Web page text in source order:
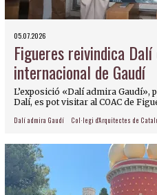
05.07.2026
Figueres reivindica
internacional de Gaudí
L’exposició «Dalí admira Gaudí»,
Dalí, es pot visitar al COAC de
Dalí admira Gaudí Col·legi d'Arquitectes de